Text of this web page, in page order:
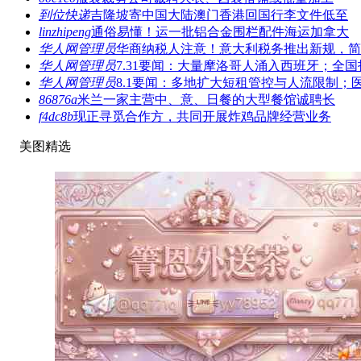
到位快递吉隆坡寄中国大陆澳门香港回国行李文件低至
linzhipeng通俗易懂！运一批铝合金围栏配件海运加拿大
华人网管理员华商纳税人注意！意大利税务推出新规，
华人网管理员7.31要闻：大量摩洛哥人涌入西班牙；全国
华人网管理员8.1要闻：多地扩大短租管控与人流限制；
86876a米兰一家主营中、意、日餐的大型餐馆诚聘长
f4dc8b现正寻觅合作方，共同开展炸鸡品牌经营业务
美图精选